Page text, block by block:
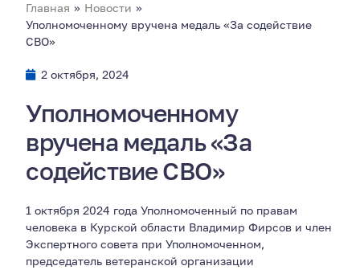
Главная » Новости »
Уполномоченному вручена медаль «За содействие
СВО»
2 октября, 2024
Уполномоченному
вручена медаль «За
содействие СВО»
1 октября 2024 года Уполномоченный по правам
человека в Курской области Владимир Фирсов и член
Экспертного совета при Уполномоченном,
председатель ветеранской организации